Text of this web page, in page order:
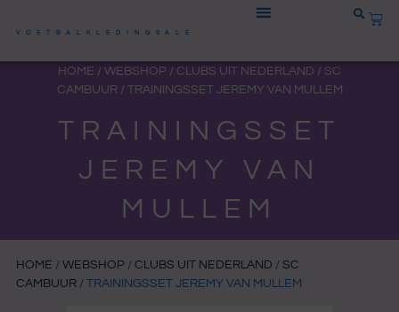
naar
de
VOETBALKLEDINGSALE
HOME / WEBSHOP / CLUBS UIT NEDERLAND / SC
CAMBUUR/ TRAININGSSET JEREMY VAN MULLEM
TRAININGSSET
JEREMY VAN
MULLEM
HOME / WEBSHOP/ CLUBS UIT NEDERLAND / SC
CAMBUUR/ TRAININGSSET JEREMY VAN MULLEM